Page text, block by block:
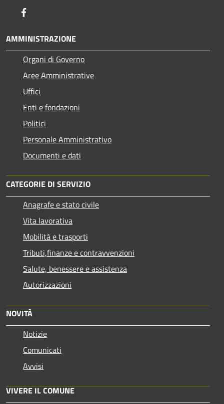
AMMINISTRAZIONE
Organi di Governo
Aree Amministrative
Uffici
Enti e fondazioni
Politici
Personale Amministrativo
Documenti e dati
CATEGORIE DI SERVIZIO
Anagrafe e stato civile
Vita lavorativa
Mobilità e trasporti
Tributi,finanze e contravvenzioni
Salute, benessere e assistenza
Autorizzazioni
NOVITÀ
Notizie
Comunicati
Avvisi
VIVERE IL COMUNE